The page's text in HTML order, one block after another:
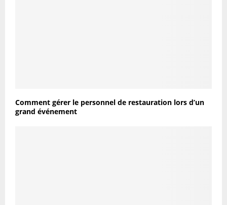
Comment gérer le personnel de restauration lors d’un
grand événement